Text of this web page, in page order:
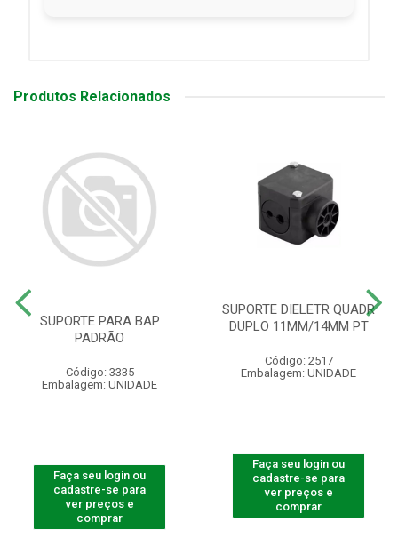
Produtos Relacionados
SUPORTE PARA BAP
PADRÃO
Código: 3335
Embalagem: UNIDADE
Faça seu login ou
cadastre-se para
ver preços e
comprar
SUPORTE DIELETR QUADR
DUPLO 11MM/14MM PT
Código: 2517
Embalagem: UNIDADE
Faça seu login ou
cadastre-se para
ver preços e
comprar